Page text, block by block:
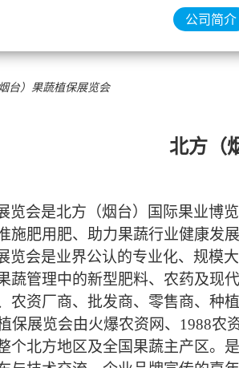
公司简介
台）果蔬植保展览会
北方（
览会是北方（烟台）国际果业博
施肥用肥、助力果蔬行业健康发
览会是业界公认的专业化、规模
蔬管理中的新型肥料、农药及现
农资厂商、批发商、零售商、种
保展览会由火爆农资网、 1988农
个北方地区及全国果蔬主产区。